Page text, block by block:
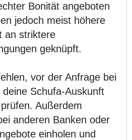
Bonität angeboten
jedoch meist höhere
an striktere
geknüpft.
vor der Anfrage bei
Schufa-Auskunft
Außerdem
anderen Banken oder
einholen und